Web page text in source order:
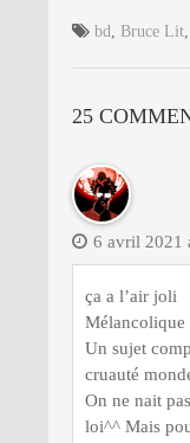
bd, Bruce Lit,
25
6 avril 2021
ça a l’air joli
Mélancolique
Un sujet
cruauté
On ne nait
loi^^ Mais